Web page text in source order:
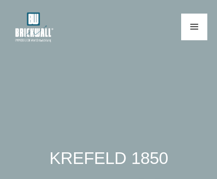
KREFELD 1850